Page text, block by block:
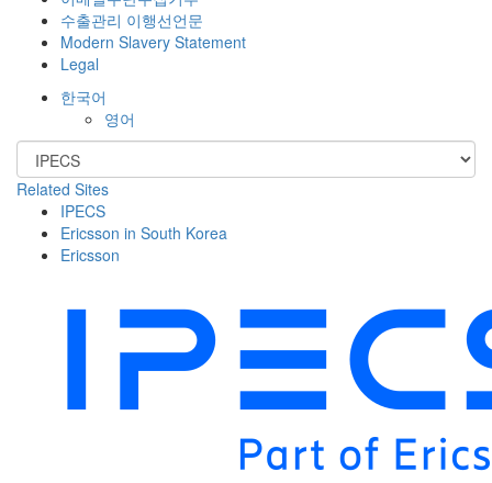
수출관리 이행선언문
Modern Slavery Statement
Legal
한국어
영어
Related Sites
IPECS
Ericsson in South Korea
Ericsson